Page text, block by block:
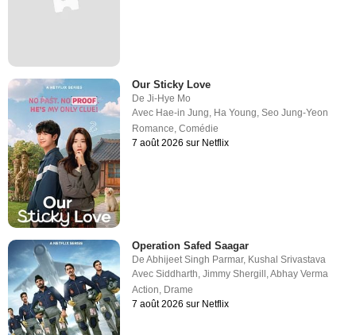
Our Sticky Love
DeJi-Hye Mo
Avec Hae-in Jung Ha Young ,Seo Jung-Yeon
Romance ,Comédie
7 août 2026 sur Netflix
Operation Safed Saagar
DeAbhijeet Singh Parmar, Kushal Srivastava
AvecSiddharth,Jimmy Shergill ,Abhay Verma
Action, Drame
7 août 2026 sur Netflix